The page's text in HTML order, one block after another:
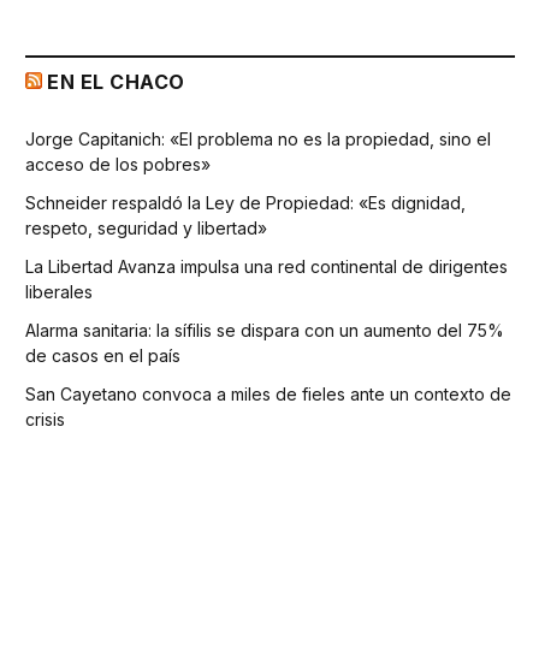
EN EL CHACO
Jorge Capitanich: «El problema no es la propiedad, sino el
acceso de los pobres»
Schneider respaldó la Ley de Propiedad: «Es dignidad,
respeto, seguridad y libertad»
La Libertad Avanza impulsa una red continental de dirigentes
liberales
Alarma sanitaria: la sífilis se dispara con un aumento del 75%
de casos en el país
San Cayetano convoca a miles de fieles ante un contexto de
crisis